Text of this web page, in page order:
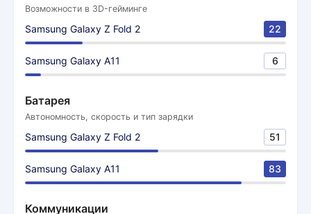
Возможности в 3D-гейминге
Samsung Galaxy Z Fold 2 22
Samsung Galaxy A11 6
Батарея
Автономность, скорость и тип зарядки
Samsung Galaxy Z Fold 2 51
Samsung Galaxy A11 83
Коммуникации